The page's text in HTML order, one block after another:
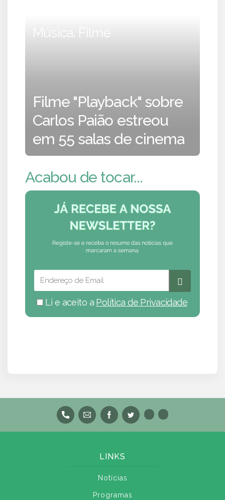
Música, Filme
Filme "Playback" sobre
Carlos Paião estreou
em 55 salas de cinema
Acabou de tocar...
Li e aceito a Política de Privacidade
LINKS
Notícias
Programas